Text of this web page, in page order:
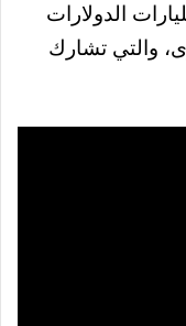
الدولارات
والتي تشارك